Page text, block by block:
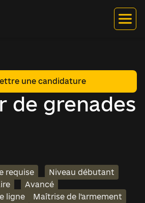
de grenades
une candidature
requise
Niveau débutant
Avancé
ligne
Maîtrise de l'armement